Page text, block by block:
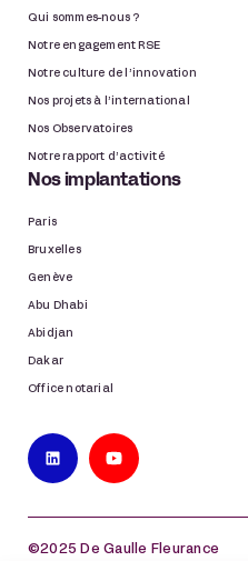
Qui sommes-nous ?
Notre engagement RSE
Notre culture de l’innovation
Nos projets à l’international
Nos Observatoires
Notre rapport d’activité
Nos implantations
Paris
Bruxelles
Genève
Abu Dhabi
Abidjan
Dakar
Office notarial
©2025 De Gaulle Fleurance